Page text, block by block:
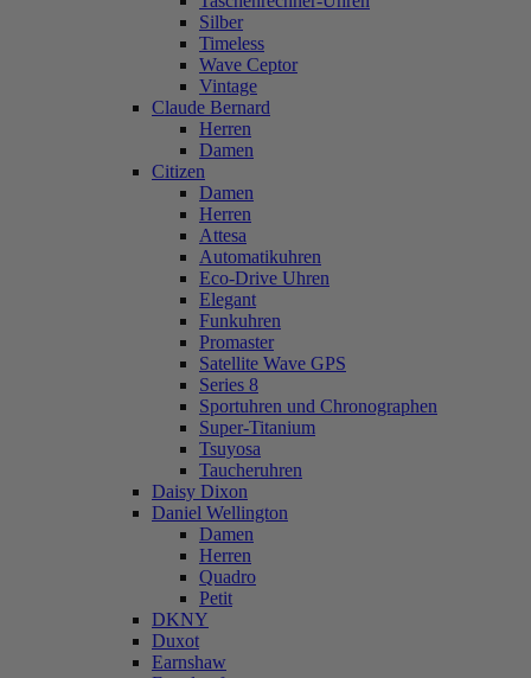
Silber
Timeless
Wave Ceptor
Vintage
Claude Bernard
Herren
Damen
Citizen
Damen
Herren
Attesa
Automatikuhren
Eco-Drive Uhren
Elegant
Funkuhren
Promaster
Satellite Wave GPS
Series 8
Sportuhren und Chronographen
Super-Titanium
Tsuyosa
Taucheruhren
Daisy Dixon
Daniel Wellington
Damen
Herren
Quadro
Petit
DKNY
Duxot
Earnshaw